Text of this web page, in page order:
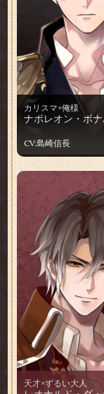
カリスマ×俺様
ナポレオン・ボナ
CV:島崎信長
天才×ずるい大人